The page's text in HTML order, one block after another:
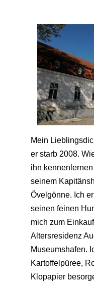
Mein
er starb 2008.
ihn
seinem
Övelgönne. Ich
seinen feinen
mich zum
Altersresidenz
Museumshafen.
Kartoffelpüree,
Klopapier